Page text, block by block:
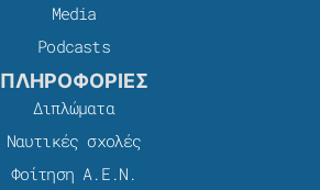
Media
Podcasts
ΠΛΗΡΟΦΟΡΙΕΣ
Διπλώματα
Ναυτικές σχολές
Φοίτηση Α.Ε.Ν.